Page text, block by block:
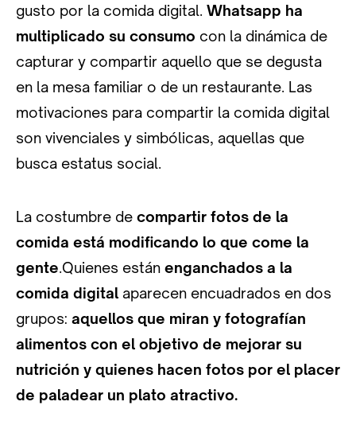
gusto por la comida digital. Whatsapp ha
multiplicado su consumo con la dinámica de
capturar y compartir aquello que se degusta
en la mesa familiar o de un restaurante. Las
motivaciones para compartir la comida digital
son vivenciales y simbólicas, aquellas que
busca estatus social.
La costumbre de compartir fotos de la
comida está modificando lo que come la
gente.Quienes están enganchados a la
comida digital aparecen encuadrados en dos
grupos: aquellos que miran y fotografían
alimentos con el objetivo de mejorar su
nutrición y quienes hacen fotos por el placer
de paladear un plato atractivo.